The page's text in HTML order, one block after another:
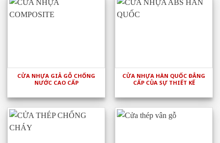
CỬA NHỰA GIẢ GỖ CHỐNG
NƯỚC CAO CẤP
CỬA NHỰA HÀN QUỐC ĐẲNG
CẤP CỦA SỰ THIẾT KẾ